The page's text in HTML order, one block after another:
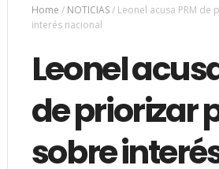
Home / NOTICIAS/ Leonel acusa PRM
interés nacional
Leonel
de priorizar
sobre